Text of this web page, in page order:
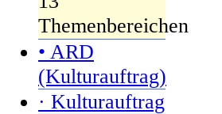
Themenbereichen
• ARD
(Kulturauftrag)
· Kulturauftrag